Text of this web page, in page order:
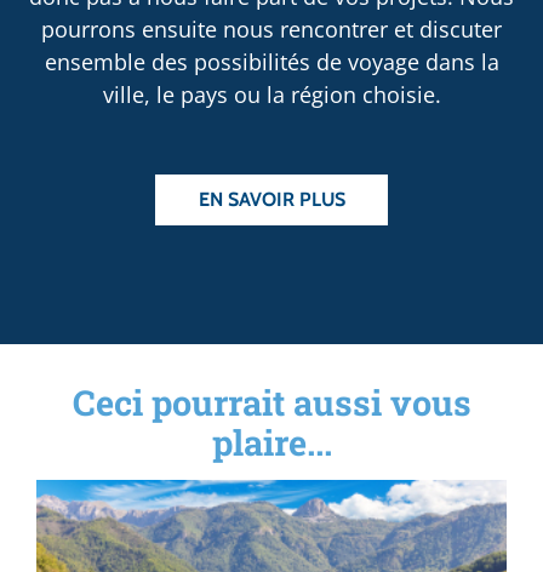
pourrons ensuite nous rencontrer et discuter
ensemble des possibilités de voyage dans la
ville, le pays ou la région choisie.
EN SAVOIR PLUS
Ceci pourrait aussi vous
plaire...